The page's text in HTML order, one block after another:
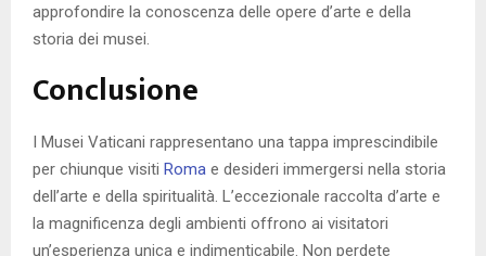
approfondire la conoscenza delle opere d’arte e della
storia dei musei.
Conclusione
I Musei Vaticani rappresentano una tappa imprescindibile
per chiunque visiti Roma e desideri immergersi nella storia
dell’arte e della spiritualità. L’eccezionale raccolta d’arte e
la magnificenza degli ambienti offrono ai visitatori
un’esperienza unica e indimenticabile. Non perdete